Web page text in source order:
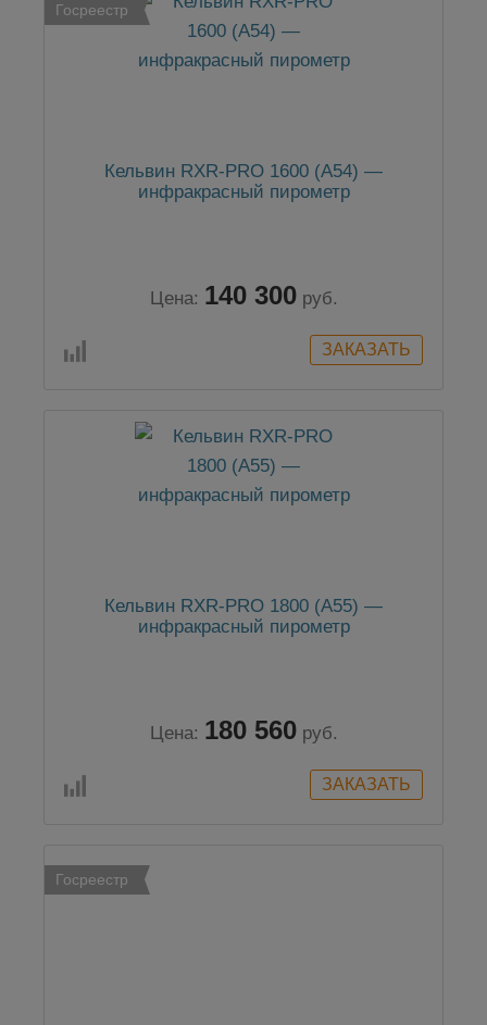
Госреестр
Кельвин RXR-PRO 1600 (А54) —
инфракрасный пирометр
Цена: 140 300 руб.
Кельвин RXR-PRO 1800 (А55) —
инфракрасный пирометр
Цена: 180 560 руб.
Госреестр